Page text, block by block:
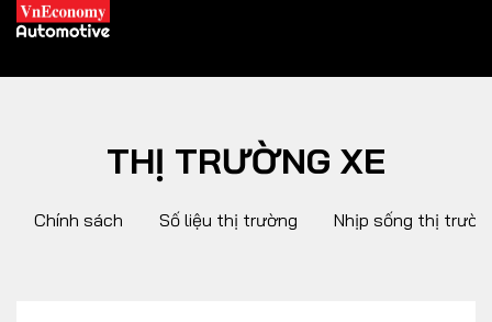
XE XANH
THỊ TRƯỜNG XE
Chính sách Số liệu thị trường Nhịp sống thị